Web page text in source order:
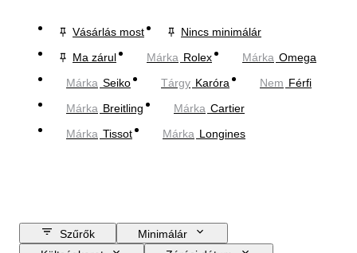
Vásárlás most
Nincs minimálár
Ma zárul
Márka Rolex Márka Omega
Márka Seiko Tárgy Karóra Nem Férfi
Márka Breitling Márka Cartier
Márka Tissot Márka Longines
Szűrők
Minimálár